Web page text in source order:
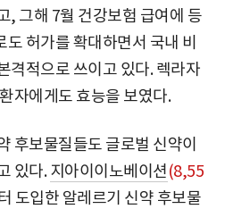
, 그해 7월 건강보험 급여에 등
허가를 확대하면서 국내 비
격적으로 쓰이고 있다. 렉라자
자에게도 효능을 보였다.
후보물질들도 글로벌 신약이
있다.지아이이노베이션(8,55
도입한 알레르기 신약 후보물